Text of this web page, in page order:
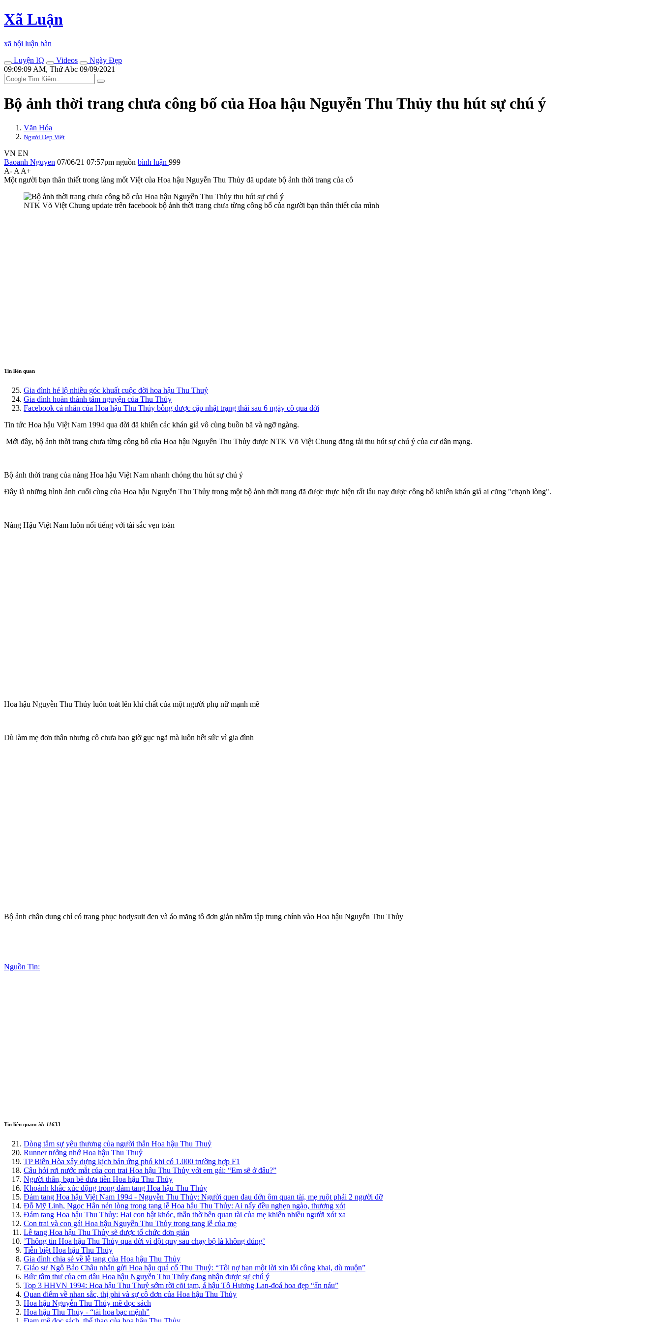
Xã Luận
xã hội luận bàn
Luyện IQ
Videos
Ngày Đẹp
09:09:09 AM, Thứ Abc 09/09/2021
Bộ ảnh thời trang chưa công bố của Hoa hậu Nguyễn Thu Thủy thu hút sự chú ý
Văn Hóa
Người Đẹp Việt
VN EN
Baoanh Nguyen 07/06/21 07:57pm nguồn bình luận 999
A- A A+
Một người bạn thân thiết trong làng mốt Việt của Hoa hậu Nguyễn Thu Thủy đã update bộ ảnh thời trang của cô
NTK Võ Việt Chung update trên facebook bộ ảnh thời trang chưa từng công bố của người bạn thân thiết của mình
Tin liên quan
Gia đình hé lộ nhiều góc khuất cuộc đời hoa hậu Thu Thuỷ
Gia đình hoàn thành tâm nguyện của Thu Thủy
Facebook cá nhân của Hoa hậu Thu Thủy bỗng được cập nhật trạng thái sau 6 ngày cô qua đời
Tin tức Hoa hậu Việt Nam 1994 qua đời đã khiến các khán giả vô cùng buồn bã và ngỡ ngàng.
Mới đây, bộ ảnh thời trang chưa từng công bố của Hoa hậu Nguyễn Thu Thủy được NTK Võ Việt Chung đăng tải thu hút sự chú ý của cư dân mạng.
Bộ ảnh thời trang của nàng Hoa hậu Việt Nam nhanh chóng thu hút sự chú ý
Đây là những hình ảnh cuối cùng của Hoa hậu Nguyễn Thu Thủy trong một bộ ảnh thời trang đã được thực hiện rất lâu nay được công bố khiến khán giả ai cũng "chạnh lòng".
Nàng Hậu Việt Nam luôn nổi tiếng với tài sắc vẹn toàn
Hoa hậu Nguyễn Thu Thủy luôn toát lên khí chất của một người phụ nữ mạnh mẽ
Dù làm mẹ đơn thân nhưng cô chưa bao giờ gục ngã mà luôn hết sức vì gia đình
Bộ ảnh chân dung chỉ có trang phục bodysuit đen và áo măng tô đơn giản nhằm tập trung chính vào Hoa hậu Nguyễn Thu Thủy
Nguồn Tin:
Tin liên quan: id: 11633
Dòng tâm sự yêu thương của người thân Hoa hậu Thu Thuỷ
Runner tưởng nhớ Hoa hậu Thu Thuỷ
TP Biên Hòa xây dựng kịch bản ứng phó khi có 1.000 trường hợp F1
Câu hỏi rơi nước mắt của con trai Hoa hậu Thu Thủy với em gái: “Em sẽ ở đâu?”
Người thân, bạn bè đưa tiễn Hoa hậu Thu Thủy
Khoảnh khắc xúc động trong đám tang Hoa hậu Thu Thủy
Đám tang Hoa hậu Việt Nam 1994 - Nguyễn Thu Thủy: Người quen đau đớn ôm quan tài, mẹ ruột phải 2 người đỡ
Đỗ Mỹ Linh, Ngọc Hân nén lòng trong tang lễ Hoa hậu Thu Thủy: Ai nấy đều nghẹn ngào, thương xót
Đám tang Hoa hậu Thu Thủy: Hai con bật khóc, thẫn thờ bên quan tài của mẹ khiến nhiều người xót xa
Con trai và con gái Hoa hậu Nguyễn Thu Thủy trong tang lễ của mẹ
Lễ tang Hoa hậu Thu Thủy sẽ được tổ chức đơn giản
’Thông tin Hoa hậu Thu Thủy qua đời vì đột quỵ sau chạy bộ là không đúng’
Tiễn biệt Hoa hậu Thu Thủy
Gia đình chia sẻ về lễ tang của Hoa hậu Thu Thủy
Giáo sư Ngô Bảo Châu nhắn gửi Hoa hậu quá cố Thu Thuỷ: “Tôi nợ bạn một lời xin lỗi công khai, dù muộn”
Bức tâm thư của em dâu Hoa hậu Nguyễn Thu Thủy đang nhận được sự chú ý
Top 3 HHVN 1994: Hoa hậu Thu Thuỷ sớm rời cõi tạm, á hậu Tô Hương Lan-đoá hoa đẹp “ẩn náu”
Quan điểm về nhan sắc, thị phi và sự cô đơn của Hoa hậu Thu Thủy
Hoa hậu Nguyễn Thu Thủy mê đọc sách
Hoa hậu Thu Thủy - “tài hoa bạc mệnh”